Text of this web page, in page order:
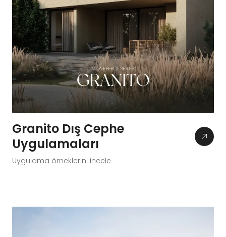
Granito Dış Cephe
Uygulamaları
Uygulama örneklerini incele